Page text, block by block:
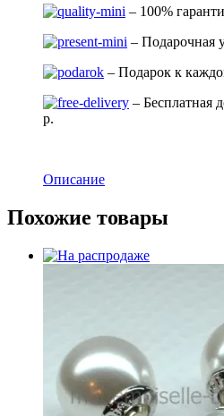
– 100%
– Подарочная
– Подарок к
– Бесплатная
р.
Описание
Похожие товары